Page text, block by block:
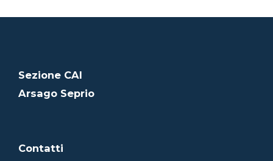
Sezione CAI
Arsago Seprio
Contatti